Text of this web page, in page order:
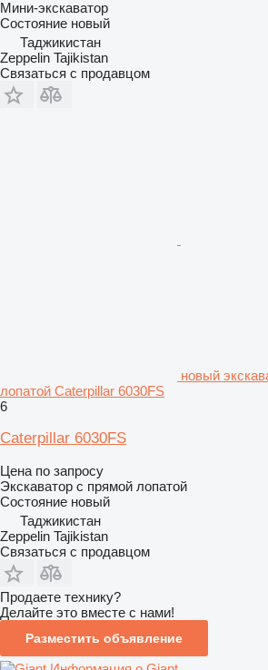
Мини-экскаватор
Состояние новый
Таджикистан
Zeppelin Tajikistan
Связаться с продавцом
новый
лопатой Caterpillar 6030FS
6
Caterpillar 6030FS
Цена по запросу
Экскаватор с прямой лопатой
Состояние новый
Таджикистан
Zeppelin Tajikistan
Связаться с продавцом
Продаете технику?
Делайте это вместе с нами!
Разместить объявление